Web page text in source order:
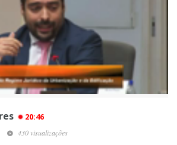
20:46
430 visualizações